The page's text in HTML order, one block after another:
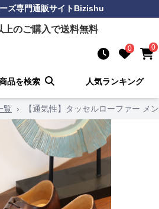
ズ専門通販サイトBizishu
上のご購入で送料無料
0 0
品を検索 人気ランキング
覧 › 【通気性】タッセルローファー メ